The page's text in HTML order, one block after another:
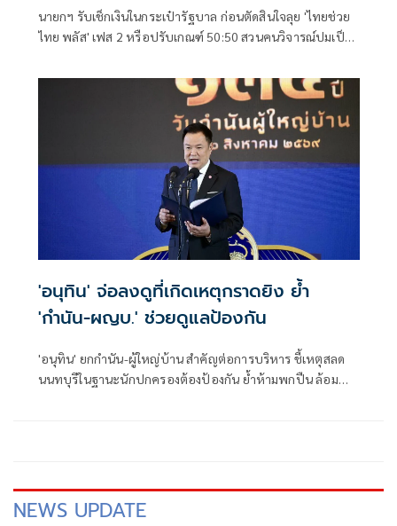
นายกฯ รับเช็กเงินในกระเป๋ารัฐบาล ก่อนตัดสินใจลุย 'ไทยช่วย
ไทย พลัส' เฟส 2 หรือปรับเกณฑ์ 50:50 สวนคนวิจารณ์ปมเป็น
แข็งแรง
'อนุทิน' จ่อลงดูที่เกิดเหตุกราดยิง ย้ำ
'กำนัน-ผญบ.' ช่วยดูแลป้องกัน
'อนุทิน' ยกกำนัน-ผู้ใหญ่บ้าน สำคัญต่อการบริหาร ชี้เหตุสลด
นนทบุรีในฐานะนักปกครองต้องป้องกัน ย้ำห้ามพกปืน ล้อม
NEWS UPDATE